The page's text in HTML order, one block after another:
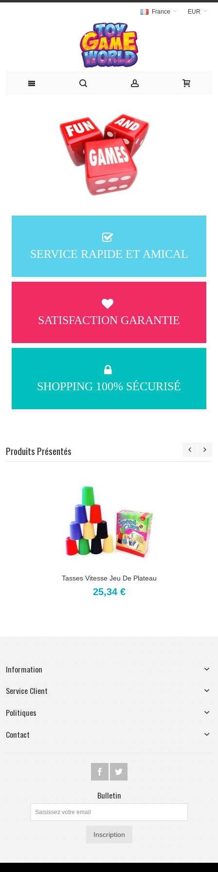
EUR
France
SERVICE RAPIDE ET AMICAL
SATISFACTION GARANTIE
SHOPPING 100% SÉCURISÉ
Produits Présentés
Tasses Vitesse Jeu De Plateau
25,34 €
Information
Service Client
Politiques
Contact
Bulletin
Inscription